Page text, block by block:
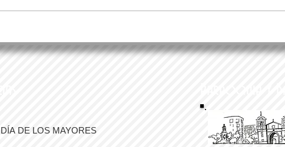
DÍA DE LOS MAYORES